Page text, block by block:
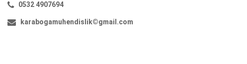
0532 4907694
karabogamuhendislik©gmail.com